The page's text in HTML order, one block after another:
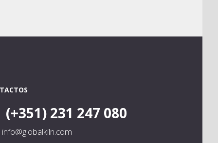
(+351) 231 247 080
info@globalkiln.com